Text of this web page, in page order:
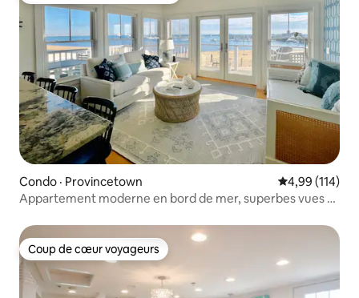
Condo · Provincetown Note
4,99 (114)
Appartement moderne en bord de mer, superbes vues et
Coup de cœur voyageurs
Coup de cœur voyageurs